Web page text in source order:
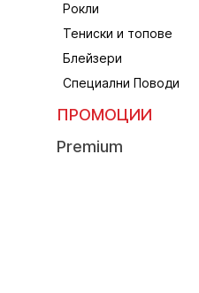
Рокли
Тениски и топове
Блейзери
Специални Поводи
ПРОМОЦИИ
Premium